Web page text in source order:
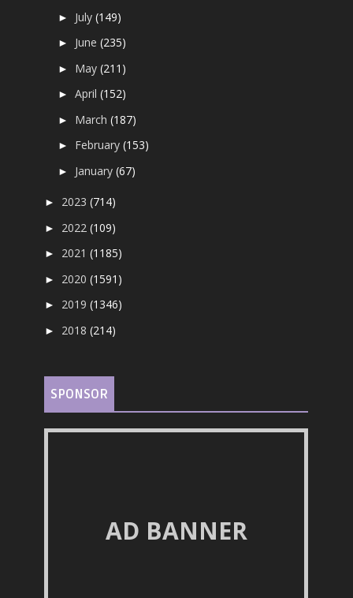
► July(149)
► June(235)
► May(211)
►April(152)
► March(187)
► February(153)
► January(67)
► 2023(714)
► 2022(109)
► 2021(1185)
► 2020(1591)
► 2019(1346)
► 2018(214)
SPONSOR
AD BANNER